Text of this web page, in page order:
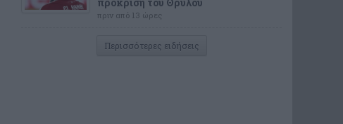
πριν από 13 ώρες
Περισσότερες ειδήσεις